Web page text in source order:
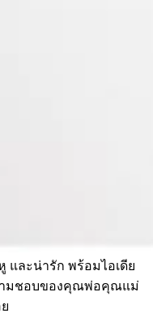
และน่ารัก พร้อมไอเดีย
ามชอบของคุณพ่อคุณแม่